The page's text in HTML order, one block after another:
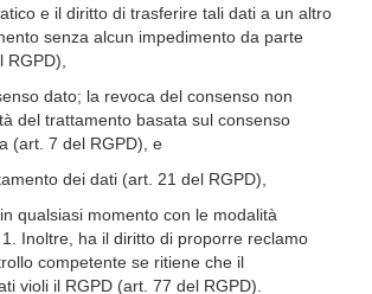
e il diritto di trasferire tali dati a un altro
senza alcun impedimento da parte
dato; la revoca del consenso non
del trattamento basata sul consenso
(art. 7 del RGPD), e
dei dati (art. 21 del RGPD),
qualsiasi momento con le modalità
Inoltre, ha il diritto di proporre reclamo
competente se ritiene che il
violi il RGPD (art. 77 del RGPD).